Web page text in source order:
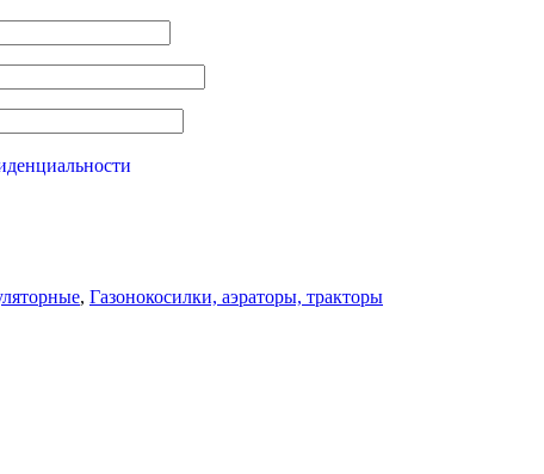
, Газонокосилки, аэраторы, тракторы